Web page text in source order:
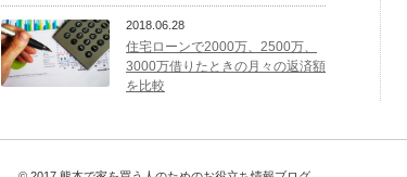
2018.06.28
住宅ローンで2000万、2500万、
3000万借りたときの月々の返済額
を比較